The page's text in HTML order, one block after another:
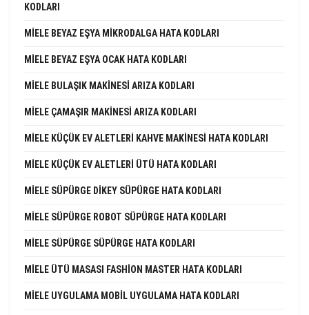
KODLARI
MIELE BEYAZ EŞYA MIKRODALGA HATA KODLARI
MIELE BEYAZ EŞYA OCAK HATA KODLARI
MIELE BULAŞIK MAKINESI ARIZA KODLARI
MIELE ÇAMAŞIR MAKINESI ARIZA KODLARI
MIELE KÜÇÜK EV ALETLERI KAHVE MAKINESI HATA KODLARI
MIELE KÜÇÜK EV ALETLERI ÜTÜ HATA KODLARI
MIELE SÜPÜRGE DIKEY SÜPÜRGE HATA KODLARI
MIELE SÜPÜRGE ROBOT SÜPÜRGE HATA KODLARI
MIELE SÜPÜRGE SÜPÜRGE HATA KODLARI
MIELE ÜTÜ MASASI FASHION MASTER HATA KODLARI
MIELE UYGULAMA MOBIL UYGULAMA HATA KODLARI